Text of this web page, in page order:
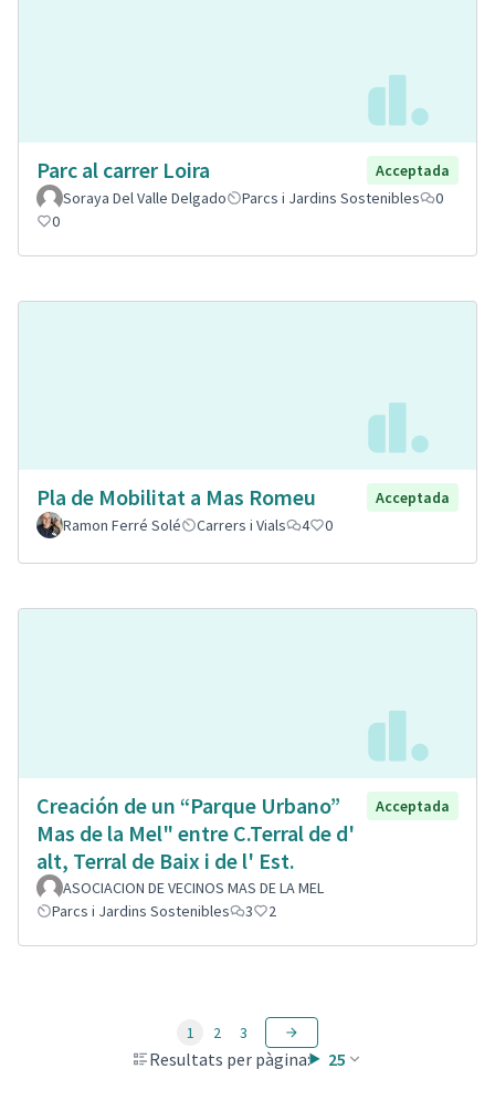
Parc al carrer Loira
Acceptada
Soraya Del Valle Delgado
Parcs i Jardins Sostenibles
0
0
Pla de Mobilitat a Mas Romeu
Acceptada
Ramon Ferré Solé
Carrers i Vials 4 0
Creación de un “Parque Urbano”
Mas de la Mel" entre C.Terral de d'
alt, Terral de Baix i de l' Est.
Acceptada
ASOCIACION DE VECINOS MAS DE LA MEL
Parcs i Jardins Sostenibles
3 2
Resultats per pàgina: 25
1 2 3